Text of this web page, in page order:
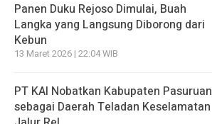
Panen Duku Rejoso Dimulai, Buah
Langka yang Langsung Diborong dari
Kebun
13 Maret 2026 | 22:04 WIB
PT KAI Nobatkan Kabupaten Pasuruan
sebagai Daerah Teladan Keselamatan